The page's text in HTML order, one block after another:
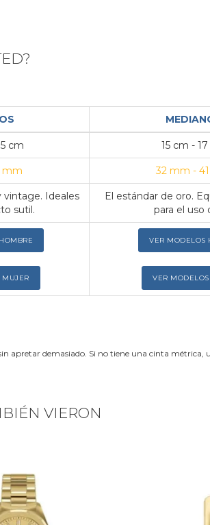
cm 15 cm -
mm 32 mm -
vintage. Ideales
sutil.
El estándar de oro.
para el uso
MUJER
VER MODELOS
VER
apretar demasiado. Si no tiene una cinta
VIERON